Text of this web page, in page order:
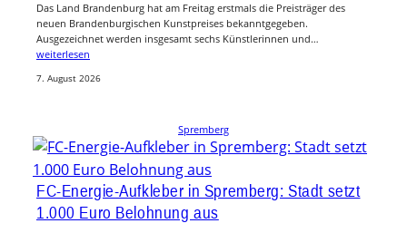
Das Land Brandenburg hat am Freitag erstmals die Preisträger des
neuen Brandenburgischen Kunstpreises bekanntgegeben.
Ausgezeichnet werden insgesamt sechs Künstlerinnen und…
weiterlesen
7. August 2026
Spremberg
FC-Energie-Aufkleber in Spremberg: Stadt setzt
1.000 Euro Belohnung aus